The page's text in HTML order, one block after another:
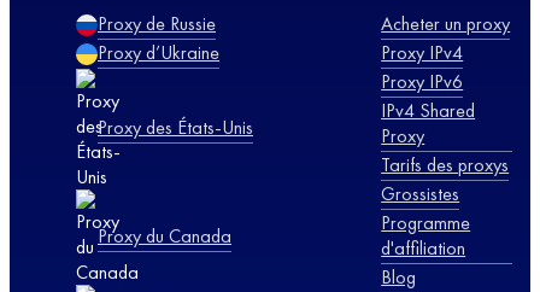
Proxy de Russie
Proxy d’Ukraine
Proxy des États-Unis
Proxy du Canada
Acheter un proxy
Proxy IPv4
Proxy IPv6
IPv4 Shared
Proxy
Tarifs des proxys
Grossistes
Programme
d'affiliation
Blog